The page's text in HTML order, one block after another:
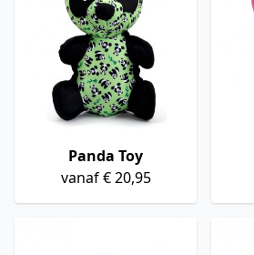
Panda Toy
vanaf € 20,95